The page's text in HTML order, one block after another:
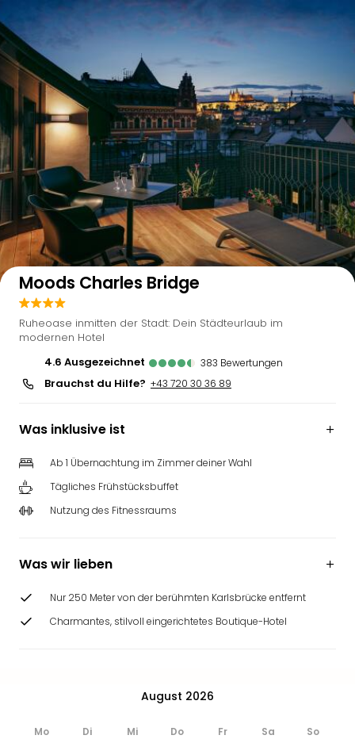
Auf der Karte anzeigen
Moods Charles Bridge
Ruheoase inmitten der Stadt: Dein Städteurlaub im
modernen Hotel
4.6
ausgezeichnet 383 Bewertungen
Brauchst du Hilfe? +43 720 30 36 89
Was inklusive ist
Ab 1 Übernachtung im Zimmer deiner Wahl
Tägliches Frühstücksbuffet
Nutzung des Fitnessraums
Was wir lieben
Nur 250 Meter von der berühmten Karlsbrücke entfernt
Charmantes, stilvoll eingerichtetes Boutique-Hotel
August 2026
Mo Di Mi Do Fr Sa So